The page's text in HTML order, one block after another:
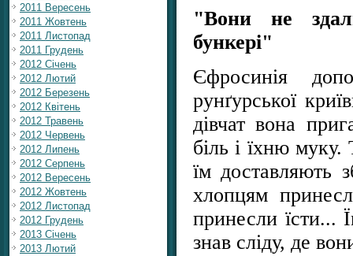
2011 Вересень
2011 Жовтень
2011 Листопад
2011 Грудень
2012 Січень
2012 Лютий
2012 Березень
2012 Квітень
2012 Травень
2012 Червень
2012 Липень
2012 Серпень
2012 Вересень
2012 Жовтень
2012 Листопад
2012 Грудень
2013 Січень
2013 Лютий
"Вони не
бункері"
Єфросинія
рунґурської
дівчат вона
біль і їхню
їм доставляють
хлопцям
принесли їсти...
знав сліду, де